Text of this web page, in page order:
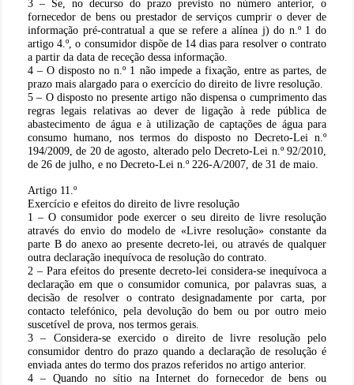
3 – Se, no decurso do prazo previsto no número anterior, o
fornecedor de bens ou prestador de serviços cumprir o dever de
informação pré-contratual a que se refere a alínea j) do n.º 1 do
artigo 4.º, o consumidor dispõe de 14 dias para resolver o contrato
a partir da data de receção dessa informação.
4 – O disposto no n.º 1 não impede a fixação, entre as partes, de
prazo mais alargado para o exercício do direito de livre resolução.
5 – O disposto no presente artigo não dispensa o cumprimento das
regras legais relativas ao dever de ligação à rede pública de
abastecimento de água e à utilização de captações de água para
consumo humano, nos termos do disposto no Decreto-Lei n.º
194/2009, de 20 de agosto, alterado pelo Decreto-Lei n.º 92/2010,
de 26 de julho, e no Decreto-Lei n.º 226-A/2007, de 31 de maio.
Artigo 11.º
Exercício e efeitos do direito de livre resolução
1 – O consumidor pode exercer o seu direito de livre resolução
através do envio do modelo de «Livre resolução» constante da
parte B do anexo ao presente decreto-lei, ou através de qualquer
outra declaração inequívoca de resolução do contrato.
2 – Para efeitos do presente decreto-lei considera-se inequívoca a
declaração em que o consumidor comunica, por palavras suas, a
decisão de resolver o contrato designadamente por carta, por
contacto telefónico, pela devolução do bem ou por outro meio
suscetível de prova, nos termos gerais.
3 – Considera-se exercido o direito de livre resolução pelo
consumidor dentro do prazo quando a declaração de resolução é
enviada antes do termo dos prazos referidos no artigo anterior.
4 – Quando no sítio na Internet do fornecedor de bens ou